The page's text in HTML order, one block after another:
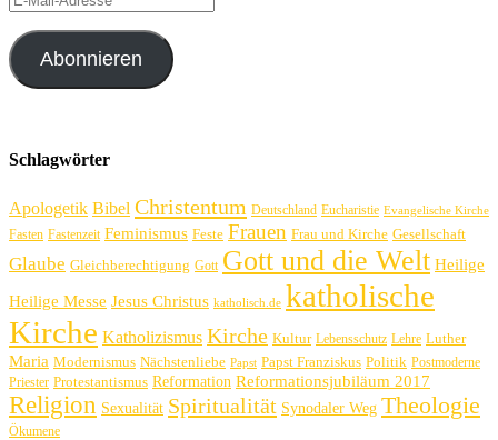
Mail-
Adresse
Abonnieren
Schlagwörter
Apologetik Bibel Christentum Deutschland Eucharistie Evangelische Kirche
Fasten Fastenzeit Feminismus Feste Frauen Frau und Kirche Gesellschaft
Glaube Gleichberechtigung Gott Gott und die Welt Heilige
Heilige Messe Jesus Christus katholisch.de katholische
Kirche Katholizismus Kirche Kultur Lebensschutz Lehre Luther
Maria Modernismus Nächstenliebe Papst Papst Franziskus Politik Postmoderne
Priester Protestantismus Reformation Reformationsjubiläum 2017
Religion Sexualität Spiritualität Synodaler Weg Theologie
Ökumene